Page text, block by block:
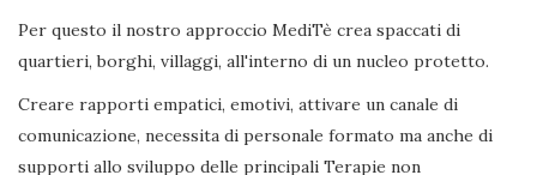
Per questo il nostro approccio MediTè crea spaccati di
quartieri, borghi, villaggi, all'interno di un nucleo protetto.
Creare rapporti empatici, emotivi, attivare un canale di
comunicazione, necessita di personale formato ma anche di
supporti allo sviluppo delle principali Terapie non